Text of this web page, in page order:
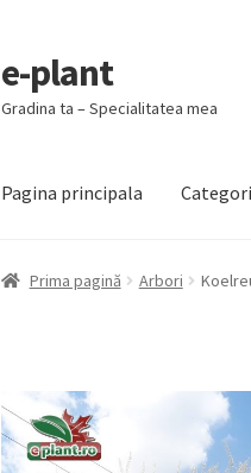
Sari
la
navigare
Sari
la
conținut
e-plant
Gradina ta – Specialitatea mea
Pagina principala
Prima pagină Arbori